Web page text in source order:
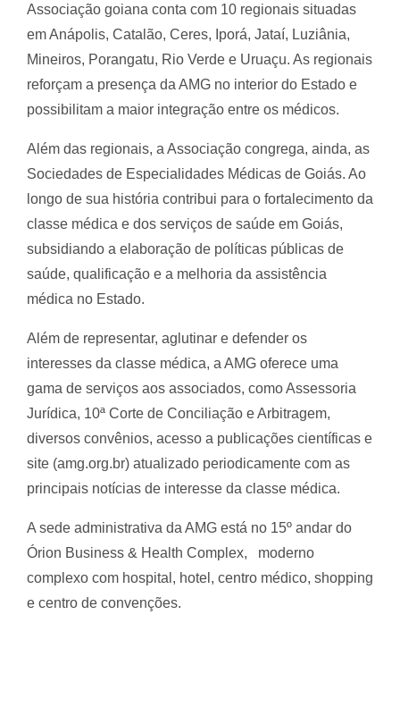
Associação goiana conta com 10 regionais situadas
em Anápolis, Catalão, Ceres, Iporá, Jataí, Luziânia,
Mineiros, Porangatu, Rio Verde e Uruaçu. As regionais
reforçam a presença da AMG no interior do Estado e
possibilitam a maior integração entre os médicos.
Além das regionais, a Associação congrega, ainda, as
Sociedades de Especialidades Médicas de Goiás. Ao
longo de sua história contribui para o fortalecimento da
classe médica e dos serviços de saúde em Goiás,
subsidiando a elaboração de políticas públicas de
saúde, qualificação e a melhoria da assistência
médica no Estado.
Além de representar, aglutinar e defender os
interesses da classe médica, a AMG oferece uma
gama de serviços aos associados, como Assessoria
Jurídica, 10ª Corte de Conciliação e Arbitragem,
diversos convênios, acesso a publicações científicas e
site (amg.org.br) atualizado periodicamente com as
principais notícias de interesse da classe médica.
A sede administrativa da AMG está no 15º andar do
Órion Business & Health Complex, moderno
complexo com hospital, hotel, centro médico, shopping
e centro de convenções.